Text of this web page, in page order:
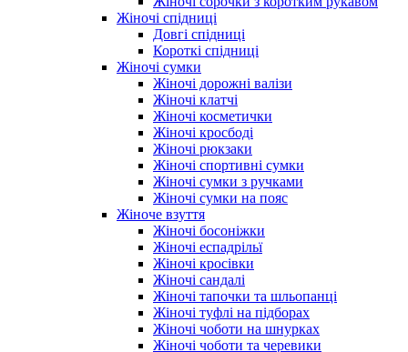
Жіночі спідниці
Довгі спідниці
Короткі спідниці
Жіночі сумки
Жіночі дорожні валізи
Жіночі клатчі
Жіночі косметички
Жіночі кросбоді
Жіночі рюкзаки
Жіночі спортивні сумки
Жіночі сумки з ручками
Жіночі сумки на пояс
Жіноче взуття
Жіночі босоніжки
Жіночі еспадрільї
Жіночі кросівки
Жіночі сандалі
Жіночі тапочки та шльопанці
Жіночі туфлі на підборах
Жіночі чоботи на шнурках
Жіночі чоботи та черевики